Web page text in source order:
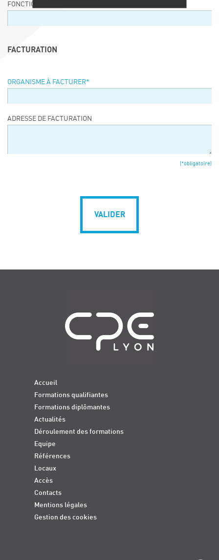
FONCTION
FACTURATION
ORGANISME À FACTURER*
ADRESSE DE FACTURATION
(*obligatoire)
VALIDER
Accueil
Formations qualifiantes
Formations diplômantes
Actualités
Déroulement des formations
Equipe
Références
Locaux
Accès
Contacts
Mentions légales
Gestion des cookies